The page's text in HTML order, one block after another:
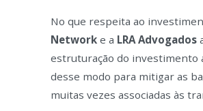
No que respeita ao
Networke a LRAAdvogados
estruturação do investimento
desse modo para mitigar as
muitas vezes associadas às